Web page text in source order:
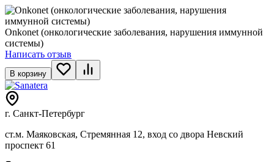
Onkonet (онкологические заболевания, нарушения иммунной
системы)
Написать отзыв
В корзину
г. Санкт-Петербург
ст.м. Маяковская, Стремянная 12, вход со двора Невский
проспект 61